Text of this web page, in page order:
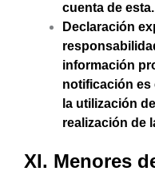
cuenta de esta.
Declaración
información
notificación es
la utilización
realización de
XI. Menores